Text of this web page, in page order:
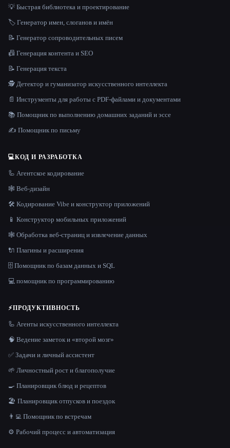
💡 Быстрая библиотека и проектирование
🏷️ Генератор имен, слоганов и имён
📝 Генератор сопроводительных писем
📠 Генерация контента и SEO
📝 Генерация текста
🕵️ Детектор и гуманизатор искусственного интеллекта
📄 Инструменты для работы с PDF-файлами и документами
📚 Помощник по выполнению домашних заданий и эссе
✍️ Помощник по письму
💻КОД И РАЗРАБОТКА
🦾 Агентское кодирование
🕸 Веб-дизайн
🛠️ Кодирование Vibe и конструктор приложений
📱 Конструктор мобильных приложений
🕸️ Обработка веб-страниц и извлечение данных
🔌 Плагины и расширения
🗄️ Помощник по базам данных и SQL
💻 помощник по программированию
⚡ПРОДУКТИВНОСТЬ
🦾 Агенты искусственного интеллекта
🧠 Ведение заметок и «второй мозг»
✅ Задачи и личный ассистент
🌱 Личностный рост и благополучие
🍳 Планировщик блюд и рецептов
🏖 Планировщик отпусков и поездок
👨‍💻 Помощник по встречам
⚙️ Рабочий процесс и автоматизация